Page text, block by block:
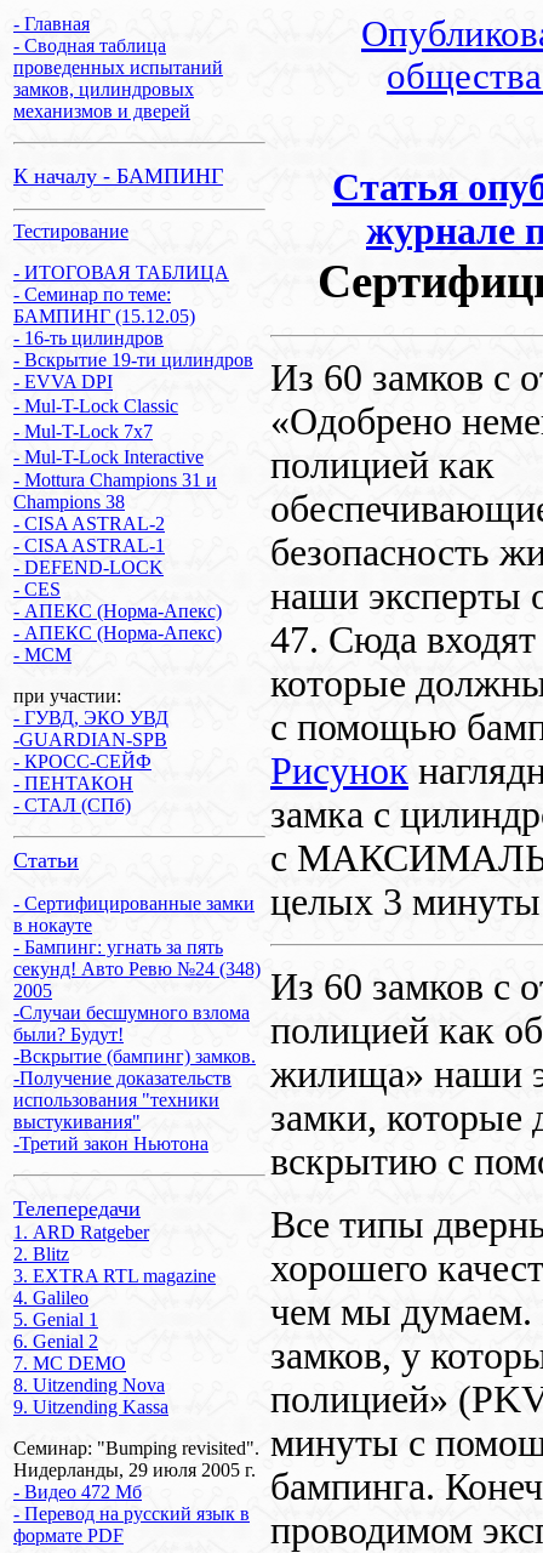
- Главная
- Сводная таблица
проведенных испытаний
замков, цилиндровых
механизмов и дверей
К началу - БАМПИНГ
Тестирование
- ИТОГОВАЯ ТАБЛИЦА
- Семинар по теме:
БАМПИНГ (15.12.05)
- 16-ть цилиндров
- Вскрытие 19-ти цилиндров
- EVVA DPI
- Mul-T-Lock Classic
- Mul-T-Lock 7x7
- Mul-T-Lock Interactive
- Mottura Champions 31 и
Champions 38
- CISA ASTRAL-2
- CISA ASTRAL-1
- DEFEND-LOCK
- CES
- АПЕКС (Норма-Апекс)
- АПЕКС (Норма-Апекс)
- MCM
при участии:
- ГУВД, ЭКО УВД
-GUARDIAN-SPB
- КРОСС-СЕЙФ
- ПЕНТАКОН
- СТАЛ (СПб)
Статьи
- Сертифицированные замки
в нокауте
- Бампинг: угнать за пять
секунд! Авто Ревю №24 (348)
2005
-Случаи бесшумного взлома
были? Будут!
-Вскрытие (бампинг) замков.
-Получение доказательств
использования "техники
выстукивания"
-Третий закон Ньютона
Телепередачи
1. ARD Ratgeber
2. Blitz
3. EXTRA RTL magazine
4. Galileo
5. Genial 1
6. Genial 2
7. MC DEMO
8. Uitzending Nova
9. Uitzending Kassa
Семинар: "Bumping revisited".
Нидерланды, 29 июля 2005 г.
- Видео 472 Мб
- Перевод на русский язык в
формате PDF
Статья
журнале
Из 60 замков с
«Одобрено
полицией как
безопасность
наши эксперты
47. Сюда
которые
с помощью
Рисунок
замка с
с
целых 3
Из 60 замков с
полицией как
жилища» наши
замки,
вскрытию с
Все типы
хорошего
чем мы думаем.
замков, у
полицией» (
минуты с
бампинга.
проводимом